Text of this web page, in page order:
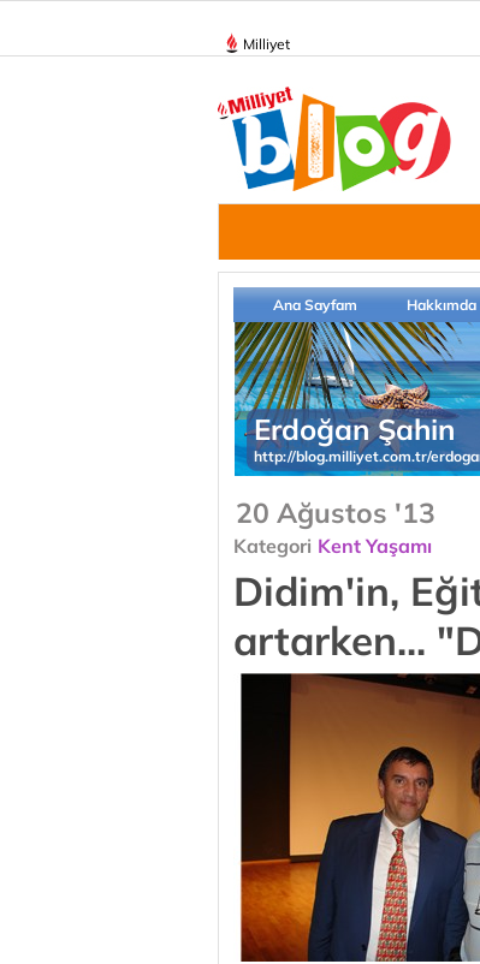
Milliyet
Ana Sayfam Hakkımda
Erdoğan Şahin
http://blog.milliyet.com.tr/
20 Ağustos '13
Kategori Kent Yaşamı
Didim'in,
artarken...